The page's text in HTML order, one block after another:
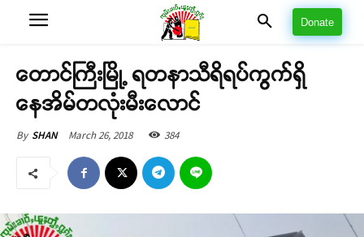
Donate
တောင်ကြီးမြို့ ရတနာသီရိရပ်ကွက်ရှိ
နေအိမ်တလုံးမီးလောင်
By SHAN March 26, 2018 384